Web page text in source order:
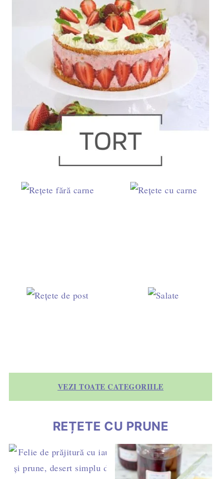
VEZI TOATE CATEGORIILE
REȚETE CU PRUNE